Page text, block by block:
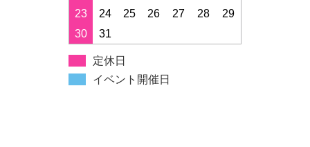
23
24 25 26 27 28
29
30
31
定休日
イベント開催日